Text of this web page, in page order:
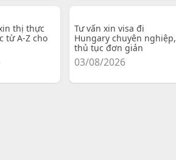
thị thực
từ A-Z cho
Tư vấn xin visa đi
Hungary chuyên nghiệp,
thủ tục đơn giản
03/08/2026